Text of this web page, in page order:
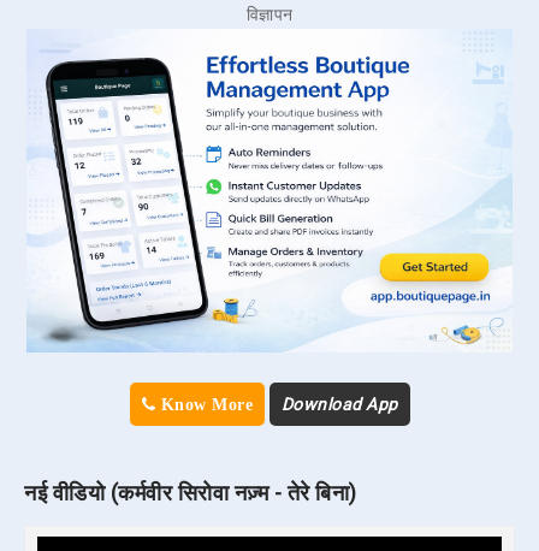
विज्ञापन
Know More Download App
नई वीडियो (कर्मवीर सिरोवा नज़्म - तेरे बिना)